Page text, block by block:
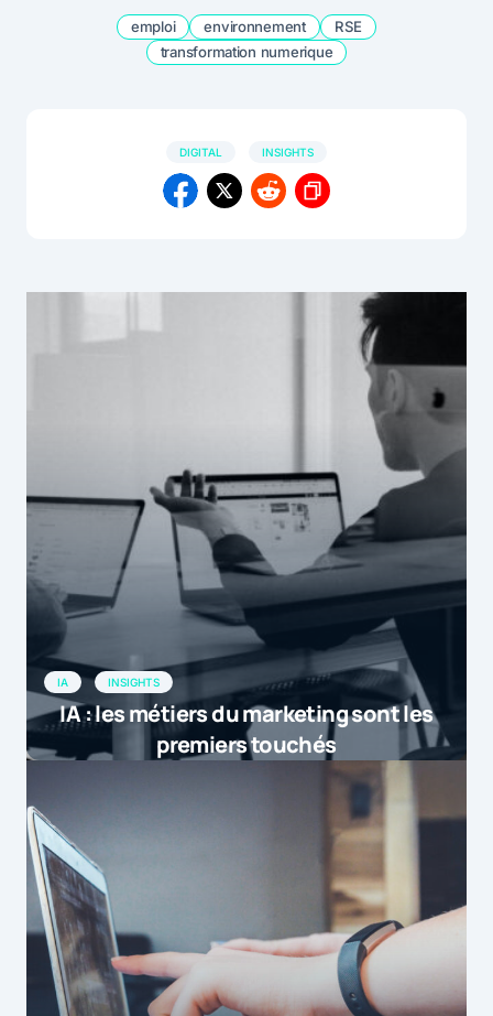
emploi environnement
RSE
transformation numerique
DIGITAL INSIGHTS
IA INSIGHTS
IA : les métiers du marketing sont les
premiers touchés